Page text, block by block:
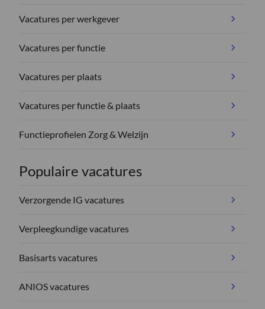
Vacatures per werkgever
Vacatures per functie
Vacatures per plaats
Vacatures per functie & plaats
Functieprofielen Zorg & Welzijn
Populaire vacatures
Verzorgende IG vacatures
Verpleegkundige vacatures
Basisarts vacatures
ANIOS vacatures